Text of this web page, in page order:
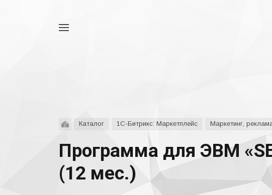
Каталог 1С-Битрикс: Маркетплейс Маркетинг,
Программа для ЭВМ
(12 мес.)